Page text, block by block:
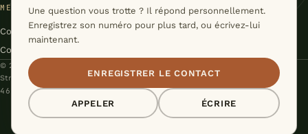
MENTIONS & CONDITIONS
Conditions générales
Confidentialité
© 2026 Didier Voelker – Nature Évasion · Le Levron, Valais, Suisse
Stratégie & Conception :Studio Cyril Biselx
46°06′N / 7°13′E · DU VAL DE BAGNES À LA LAPONIE
Une question vous trotte ? Il répond personnellement.
Enregistrez son numéro pour plus tard, ou écrivez-lui
maintenant.
ENREGISTRER LE CONTACT
APPELER ÉCRIRE